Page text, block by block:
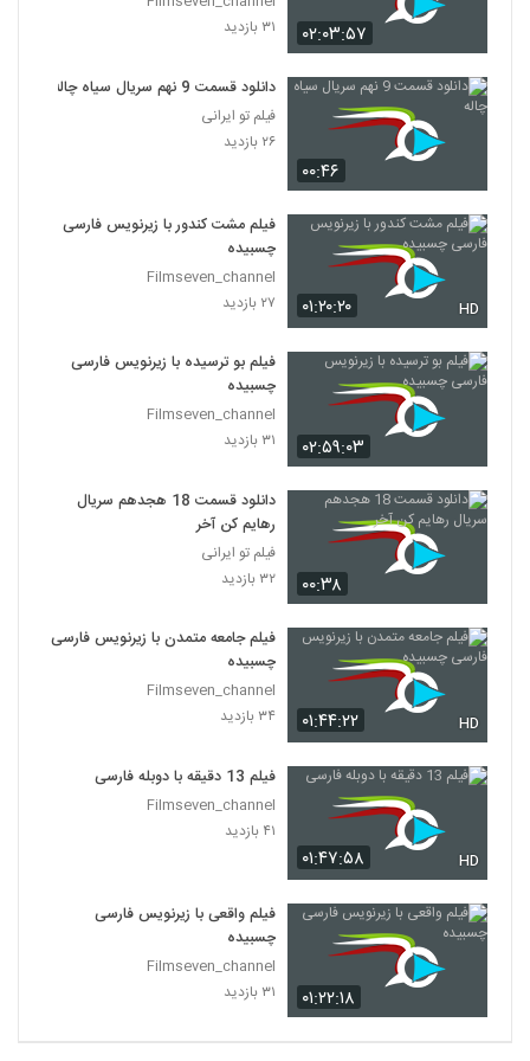
دانلود فیلم پیشونی سفید 2 کامل و رایگان
۵۱۷ بازدید
قسمت 11 سریال هیولا(کامل)(قانونی)| سریال
هیولا قسمت یازدهم
41 بدون سانسور
۰۲:۰۳:۵۷
۳۱ بازدید
۰۰:۴۶
دانلود قسمت 9 نهم سریال سیاه چاله
فیلم تو ایرانی
۲۶ بازدید
۰۱:۲۰:۲۰ HD
فیلم مشت کندور با زیرنویس فارسی
چسبیده
Filmseven_channel
۲۷ بازدید
۰۲:۵۹:۰۳
فیلم بو ترسیده با زیرنویس فارسی
چسبیده
Filmseven_channel
۳۱ بازدید
۰۰:۳۸
دانلود قسمت 18 هجدهم سریال
رهایم کن آخر
فیلم تو ایرانی
۳۲ بازدید
۰۱:۴۴:۲۲ HD
فیلم جامعه متمدن با زیرنویس فارسی
چسبیده
Filmseven_channel
۳۴ بازدید
۰۱:۴۷:۵۸ HD
فیلم 13 دقیقه با دوبله فارسی
Filmseven_channel
۴۱ بازدید
۰۱:۲۲:۱۸
فیلم واقعی با زیرنویس فارسی
چسبیده
Filmseven_channel
۳۱ بازدید